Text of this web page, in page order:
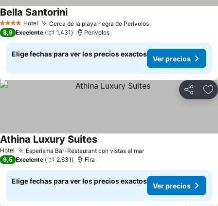
4 EstrellasHotel Cerca de la playa negra de PerivolosVer precios
Bella SantoriniVer precios
8,9 Excelente 1.431 Perivolos
Elige fechas para ver los precios exactos
Ver precios
Compartir
Hotel Esperisma Bar-Restaurant con vistas al marVer precios
Athina Luxury SuitesVer precios
9,5 Excelente 2.631 Fira
Elige fechas para ver los precios exactos
Ver precios